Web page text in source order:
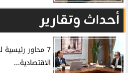
أحداث وتقارير
7 محاور
الاقتصادية...